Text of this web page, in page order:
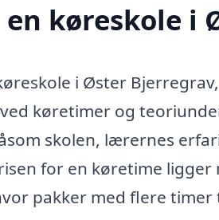
køreskole i
i Øster
køretimer og
skolen, lærernes
for en køretime ligger
pakker med flere